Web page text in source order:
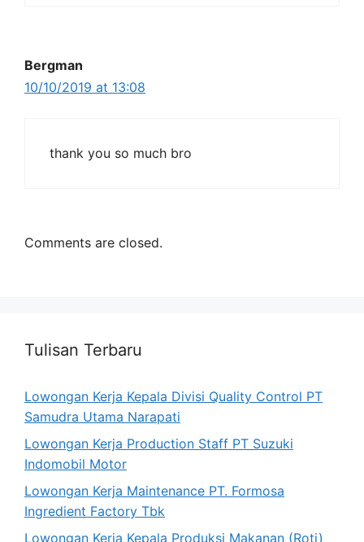
Bergman
10/10/2019 at 13:08
thank you so much bro
Comments are closed.
Tulisan Terbaru
Lowongan Kerja Kepala Divisi Quality Control PT
Samudra Utama Narapati
Lowongan Kerja Production Staff PT Suzuki
Indomobil Motor
Lowongan Kerja Maintenance PT. Formosa
Ingredient Factory Tbk
Lowongan Kerja Kepala Produksi Makanan (Roti)